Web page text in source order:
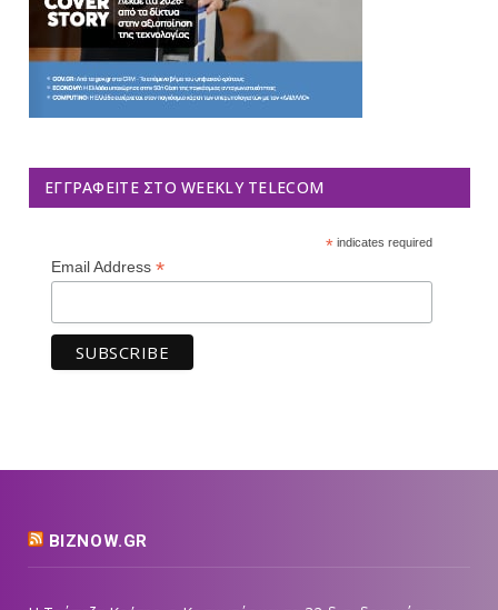
ΕΓΓΡΑΦΕΊΤΕ ΣΤΟ WEEKLY TELECOM
*indicates required
Email Address *
BIZNOW.GR